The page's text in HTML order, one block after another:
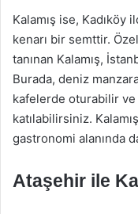
Kalamış ise,
kenarı bir semttir.
tanınan Kalamış,
Burada, deniz
kafelerde oturabilir
katılabilirsiniz.
gastronomi alanında
Ataşehir ile